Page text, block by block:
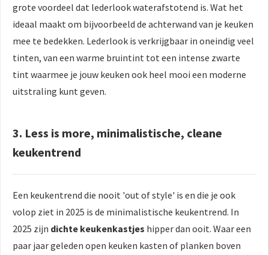
grote voordeel dat lederlook waterafstotend is. Wat het
ideaal maakt om bijvoorbeeld de achterwand van je keuken
mee te bedekken. Lederlook is verkrijgbaar in oneindig veel
tinten, van een warme bruintint tot een intense zwarte
tint waarmee je jouw keuken ook heel mooi een moderne
uitstraling kunt geven.
3. Less is more, minimalistische, cleane
keukentrend
Een keukentrend die nooit 'out of style' is en die je ook
volop ziet in 2025 is de minimalistische keukentrend. In
2025 zijn dichte keukenkastjes hipper dan ooit. Waar een
paar jaar geleden open keuken kasten of planken boven